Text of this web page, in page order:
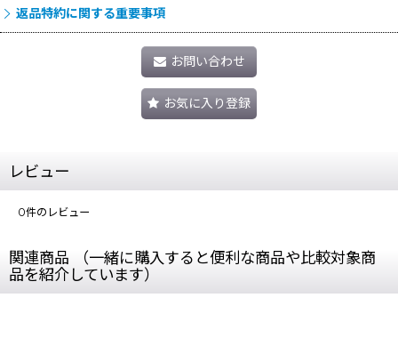
返品特約に関する重要事項
お問い合わせ
お気に入り登録
レビュー
0件のレビュー
関連商品 （一緒に購入すると便利な商品や比較対象商
品を紹介しています）